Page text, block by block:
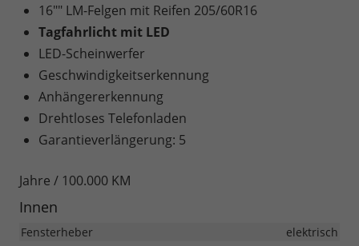
16"" LM-Felgen mit Reifen 205/60R16
Tagfahrlicht mit LED
LED-Scheinwerfer
Geschwindigkeitserkennung
Anhängererkennung
Drehtloses Telefonladen
Garantieverlängerung: 5
Jahre / 100.000 KM
Innen
Fensterheber
elektrisch